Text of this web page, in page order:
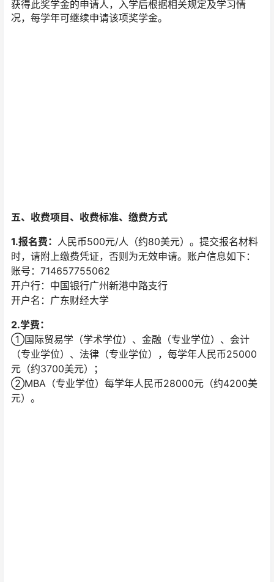
获得此奖学金的申请人，入学后根据相关规定及学习情
况，每学年可继续申请该项奖学金。
五、收费项目、收费标准、缴费方式
1.报名费： 人民币500元/人（约80美元）。提交报名材料
时，请附上缴费凭证，否则为无效申请。账户信息如下：
账号：714657755062
开户行：中国银行广州新港中路支行
开户名：广东财经大学
2.学费：
①国际贸易学（学术学位）、金融（专业学位）、会计
（专业学位）、法律（专业学位），每学年人民币25000
元（约3700美元）；
②MBA（专业学位）每学年人民币28000元（约4200美
元）。